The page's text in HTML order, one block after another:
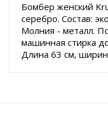
Бомбер женский
серебро. Состав:
Молния - металл.
машинная стирка
Длина 63 см,